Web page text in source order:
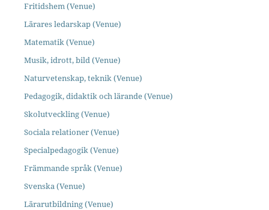
Fritidshem (Venue)
Lärares ledarskap (Venue)
Matematik (Venue)
Musik, idrott, bild (Venue)
Naturvetenskap, teknik (Venue)
Pedagogik, didaktik och lärande (Venue)
Skolutveckling (Venue)
Sociala relationer (Venue)
Specialpedagogik (Venue)
Främmande språk (Venue)
Svenska (Venue)
Lärarutbildning (Venue)